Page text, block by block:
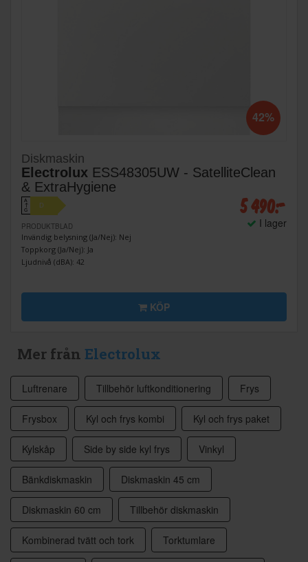
42%
Diskmaskin
Electrolux ESS48305UW - SatelliteClean
& ExtraHygiene
A
↑
G
D
PRODUKTBLAD
Invändig belysning (Ja/Nej): Nej
Toppkorg (Ja/Nej): Ja
Ljudnivå (dBA): 42
5 490:-
I lager
KÖP
Mer från Electrolux
Luftrenare Tillbehör luftkonditionering Frys
Frysbox Kyl och frys kombi Kyl och frys paket
Kylskåp Side by side kyl frys Vinkyl
Bänkdiskmaskin Diskmaskin 45 cm
Diskmaskin 60 cm Tillbehör diskmaskin
Kombinerad tvätt och tork Torktumlare